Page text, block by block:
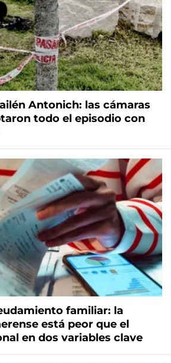
Antonich: las cámaras
todo el episodio con
familiar: la
está peor que el
en dos variables clave